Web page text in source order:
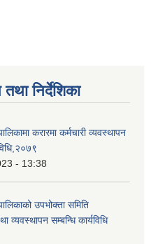
निर्देशिका
करारमा कर्मचारी व्यवस्थापन
- 13:38
उपभोक्ता समिति
व्यवस्थापन सम्बन्धि कार्यविधि